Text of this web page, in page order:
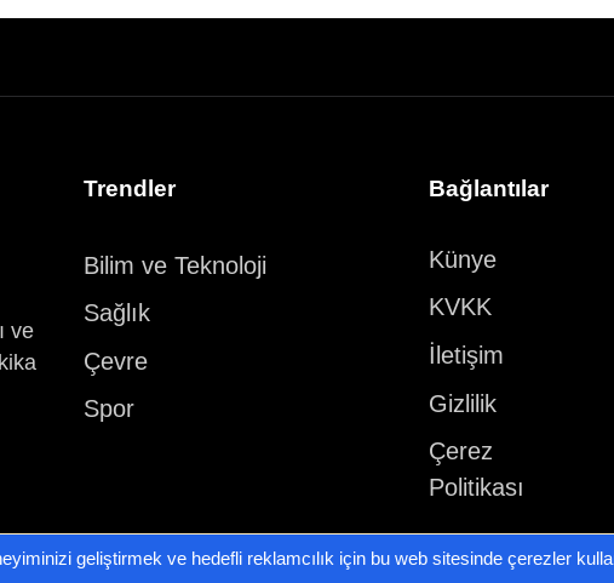
ve
Trendler
Bilim ve Teknoloji
Sağlık
Çevre
Spor
Bağlantılar
Künye
KVKK
İletişim
Gizlilik
Çerez
Politikası
geliştirmek ve hedefli reklamcılık için bu web sitesinde çerezler